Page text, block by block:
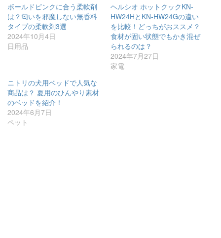
ボールドピンクに合う柔軟剤
は？匂いを邪魔しない無香料
タイプの柔軟剤3選
2024年10月4日
日用品
ヘルシオ ホットクックKN-
HW24HとKN-HW24Gの違い
を比較！どっちがおススメ？
食材が固い状態でもかき混ぜ
られるのは？
2024年7月27日
家電
ニトリの犬用ベッドで人気な
商品は？ 夏用のひんやり素材
のベッドを紹介！
2024年6月7日
ペット